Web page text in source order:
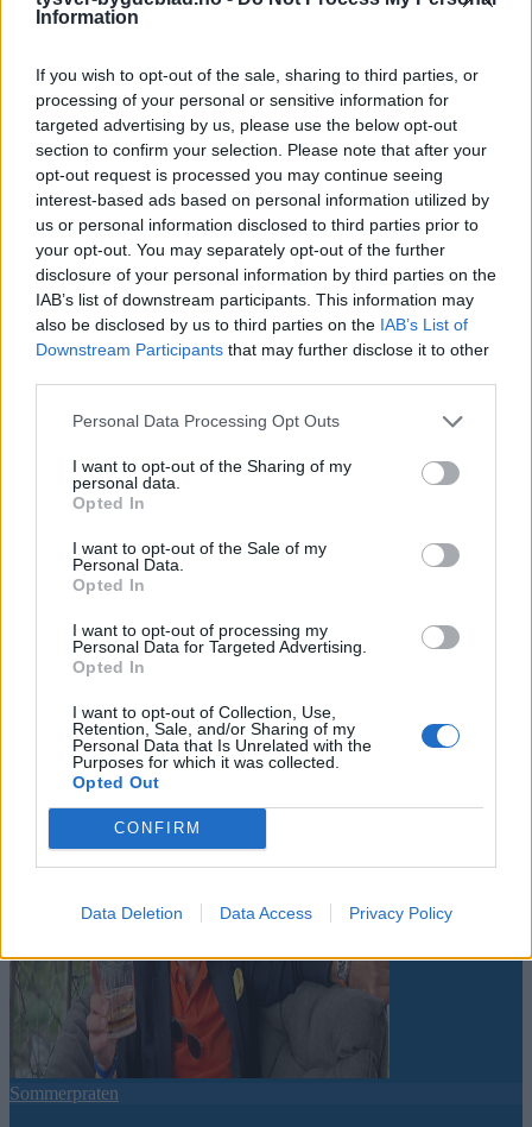
Information
If you wish to opt-out of the sale, sharing to third parties, or
processing of your personal or sensitive information for
targeted advertising by us, please use the below opt-out
section to confirm your selection. Please note that after your
opt-out request is processed you may continue seeing
interest-based ads based on personal information utilized by
us or personal information disclosed to third parties prior to
your opt-out. You may separately opt-out of the further
disclosure of your personal information by third parties on the
IAB’s list of downstream participants. This information may
also be disclosed by us to third parties on the IAB’s List of
Downstream Participants that may further disclose it to other
Personal Data Processing Opt Outs
I want to opt-out of the Sharing of my
personal data.
Opted In
I want to opt-out of the Sale of my
Personal Data.
Opted In
I want to opt-out of processing my
Personal Data for Targeted Advertising.
Opted In
I want to opt-out of Collection, Use,
Retention, Sale, and/or Sharing of my
Personal Data that Is Unrelated with the
Purposes for which it was collected.
Opted Out
CONFIRM
Data Deletion Data Access Privacy Policy
Sommerpraten
– Finner roen på hytta
Abonnement
Nokon må sove dårleg om natta
Abonnement
Sommerpraten